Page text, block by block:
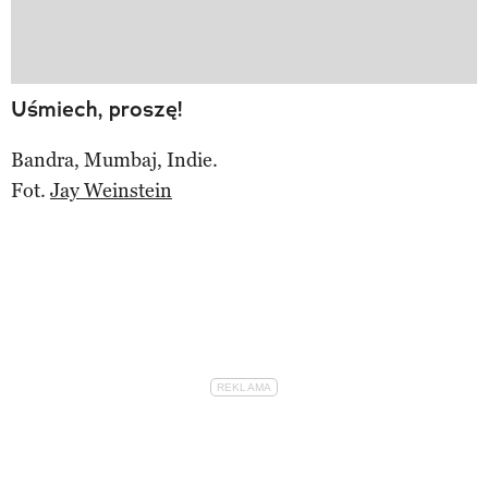
Uśmiech, proszę!
Bandra, Mumbaj, Indie.
Fot. Jay Weinstein